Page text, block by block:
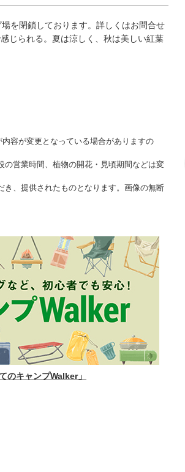
を閉鎖しております。詳しくはお問合せ
じられる。夏は涼しく、秋は美しい紅葉
容が変更となっている場合がありますの
営業時間、植物の開花・見頃期間などは変
、提供されたものとなります。画像の無断
のキャンプWalker」